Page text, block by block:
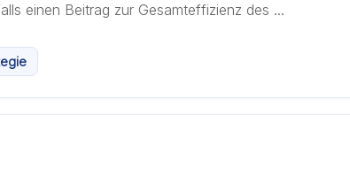
einen Beitrag zur Gesamteffizienz des ...